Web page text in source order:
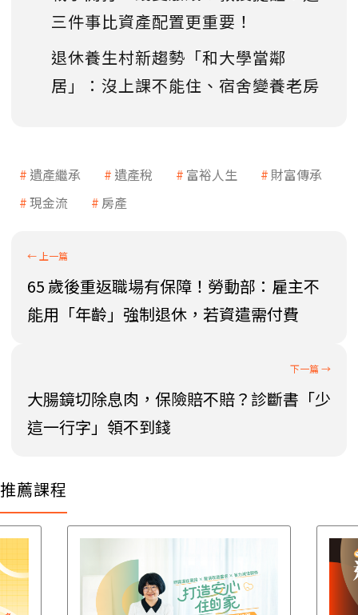
三件事比資產配置更重要！
退休養生村新趨勢「和大學當鄰
居」：沒上課不能住、宿舍變養老房
遺產繼承 遺產稅 富裕人生
財富傳承
現金流
房產
65 歲後重返職場有保障！勞動部：雇主不
能用「年齡」強制退休，若資遣需付費
大腸鏡切除息肉，保險賠不賠？診斷書「少
這一行字」領不到錢
推薦課程